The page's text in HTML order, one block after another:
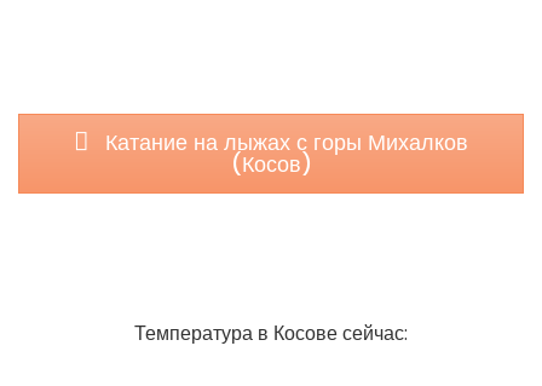
Катание на лыжах с горы Михалков
(Косов)
Температура в Косове сейчас: